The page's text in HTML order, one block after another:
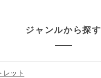
ジャンルから探す
レット